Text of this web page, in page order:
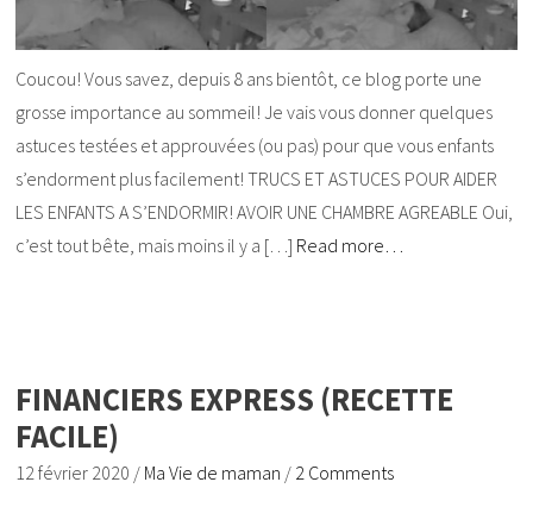
Coucou! Vous savez, depuis 8 ans bientôt, ce blog porte une
grosse importance au sommeil! Je vais vous donner quelques
astuces testées et approuvées (ou pas) pour que vous enfants
s’endorment plus facilement! TRUCS ET ASTUCES POUR AIDER
LES ENFANTS A S’ENDORMIR! AVOIR UNE CHAMBRE AGREABLE Oui,
c’est tout bête, mais moins il y a […] Read more…
FINANCIERS EXPRESS (RECETTE
FACILE)
12 février 2020 / Ma Vie de maman / 2 Comments